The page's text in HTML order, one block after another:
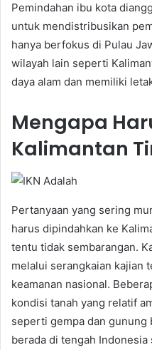
Pemindahan ibu kota
untuk mendistribusikan
hanya berfokus di Pulau
wilayah lain seperti
daya alam dan memiliki
Mengapa
Kalimantan
Pertanyaan yang sering
harus dipindahkan ke
tentu tidak sembarangan.
melalui serangkaian kajian
keamanan nasional.
kondisi tanah yang relatif
seperti gempa dan gunung
berada di tengah